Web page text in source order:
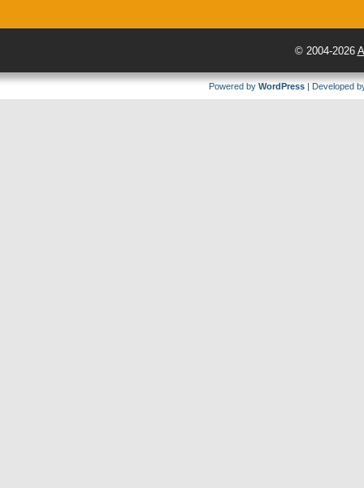
© 2004-2026
Powered by WordPress | Developed